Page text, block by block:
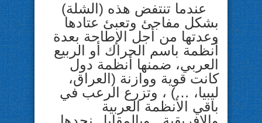
عندما تنتفض هذه (الشلة)
بشكل مفاجئ وتعبئ عتادها
وعدتها من أجل الإطاحة بعدة
أنظمة باسم الحراك أو الربيع
العربي، ضمنها أنظمة دول
كانت قوية ووازنة (العراق،
ليبيا، …) ، وتزرع الرعب في
باقي الأنظمة العربية